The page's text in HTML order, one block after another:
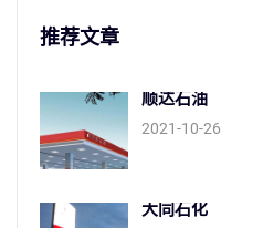
推荐文章
顺达石油
2021-10-26
大同石化